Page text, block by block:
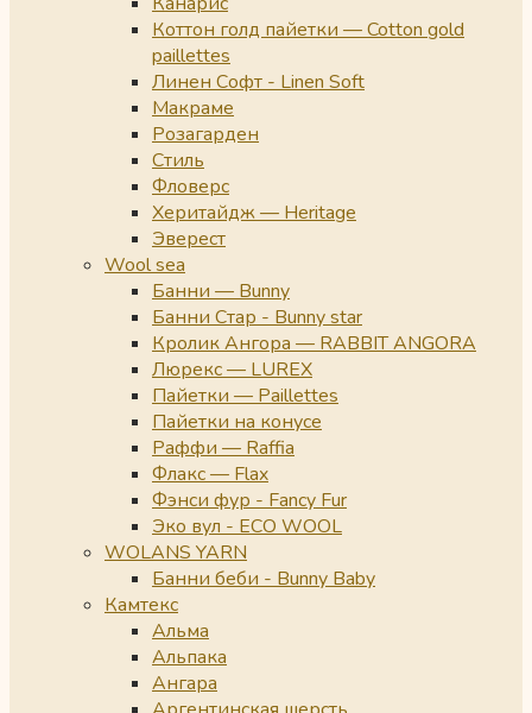
Коттон голд пайетки — Cotton gold
paillettes
Линен Софт - Linen Soft
Макраме
Розагарден
Стиль
Фловерс
Херитайдж — Heritage
Эверест
Wool sea
Банни — Bunny
Банни Стар - Bunny star
Кролик Ангора — RABBIT ANGORA
Люрекс — LUREX
Пайетки — Paillettes
Пайетки на конусе
Раффи — Raffia
Флакс — Flax
Фэнси фур - Fancy Fur
Эко вул - ECO WOOL
WOLANS YARN
Банни беби - Bunny Baby
Камтекс
Альма
Альпака
Ангара